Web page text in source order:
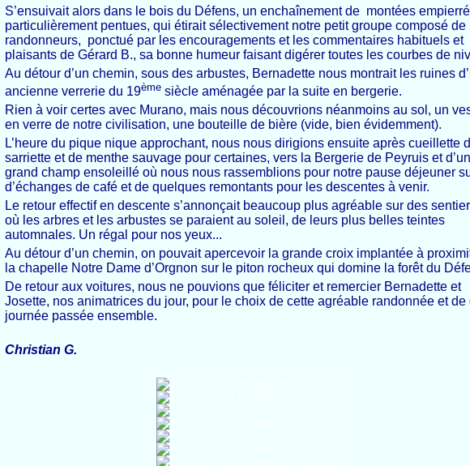
S’ensuivait alors dans le bois du Défens, un enchaînement de montées
particulièrement pentues, qui étirait sélectivement notre petit groupe composé de
randonneurs, ponctué par les encouragements et les commentaires habituels et
plaisants de Gérard B., sa bonne humeur faisant digérer toutes les courbes de
Au détour d’un chemin, sous des arbustes, Bernadette nous montrait les ruines
ancienne verrerie du 19ème siècle aménagée par la suite en bergerie.
Rien à voir certes avec Murano, mais nous découvrions néanmoins au sol, un
en verre de notre civilisation, une bouteille de bière (vide, bien évidemment).
L’heure du pique nique approchant, nous nous dirigions ensuite après cueillette
sarriette et de menthe sauvage pour certaines, vers la Bergerie de Peyruis et d’un
grand champ ensoleillé où nous nous rassemblions pour notre pause déjeuner
d’échanges de café et de quelques remontants pour les descentes à venir.
Le retour effectif en descente s’annonçait beaucoup plus agréable sur des
où les arbres et les arbustes se paraient au soleil, de leurs plus belles teintes
automnales. Un régal pour nos yeux...
Au détour d’un chemin, on pouvait apercevoir la grande croix implantée à
la chapelle Notre Dame d’Orgnon sur le piton rocheux qui domine la forêt du
De retour aux voitures, nous ne pouvions que féliciter et remercier Bernadette et
Josette, nos animatrices du jour, pour le choix de cette agréable randonnée et de
journée passée ensemble.
Christian G.